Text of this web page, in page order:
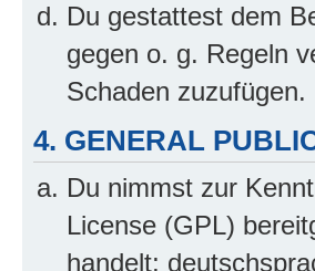
Du gestattest dem
gegen o. g. Regeln
Schaden zuzufügen.
4. GENERAL
Du nimmst zur
License (GPL)
handelt;